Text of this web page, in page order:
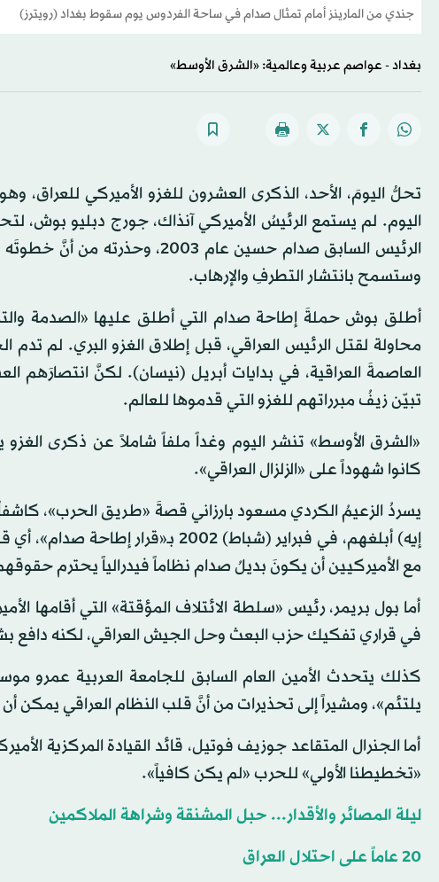
جندي من المارينز أمام تمثال صدام في ساحة الفردوس يوم سقوط بغداد (رويترز)
بغداد - عواصم عربية وعالمية: «الشرق الأوسط»
تحلُّ اليومَ، الأحد، الذكرى العشرون للغزو الأميركي للعراق،
اليوم. لم يستمع الرئيسُ الأميركي آنذاك، جورج دبليو بوش،
الرئيس السابق صدام حسين عام
وستسمح بانتشار التطرفِ والإرهاب.
محاولة لقتل الرئيس العراقي، قبل إطلاق الغزو البري. لم
العاصمةَ العراقية، في بدايات أبريل (نيسان). لكنَّ
تبيّن زيفُ مبرراتهم للغزو التي قدموها للعالم.
«الشرق الأوسط» تنشر اليوم وغداً ملفاً شاملاً عن ذكرى
كانوا شهوداً على «الزلزال العراقي».
يسردُ الزعيمُ الكردي مسعود بارزاني قصةَ «طريق الحرب»،
إيه) أبلغهم، في فبراير (شباط) 2002
مع الأميركيين أن يكونَ بديلُ صدام نظاماً فيدرالياً يحترم
أما بول بريمر، رئيس «سلطة الائتلاف المؤقتة» التي أقامها
في قراري تفكيك حزب البعث وحل الجيش العراقي، لكنه دافع
كذلك يتحدث الأمين العام السابق للجامعة العربية
يلتئم»، ومشيراً إلى تحذيرات من أنَّ قلب النظام العراقي يمكن
أما الجنرال المتقاعد جوزيف فوتيل، قائد القيادة المركزية
«تخطيطنا الأولي» للحرب «لم يكن كافياً».
ليلة المصائر والأقدار... حبل المشنقة وشراهة الملاكمين
20 عاماً على احتلال العراق